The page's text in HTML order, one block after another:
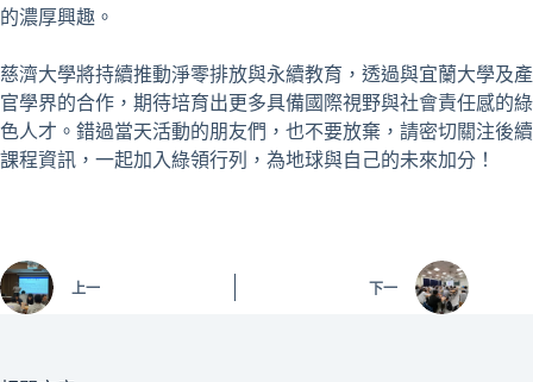
的濃厚興趣。
慈濟大學將持續推動淨零排放與永續教育，透過與宜蘭大學及產
官學界的合作，期待培育出更多具備國際視野與社會責任感的綠
色人才。錯過當天活動的朋友們，也不要放棄，請密切關注後續
課程資訊，一起加入綠領行列，為地球與自己的未來加分！
上一 下一